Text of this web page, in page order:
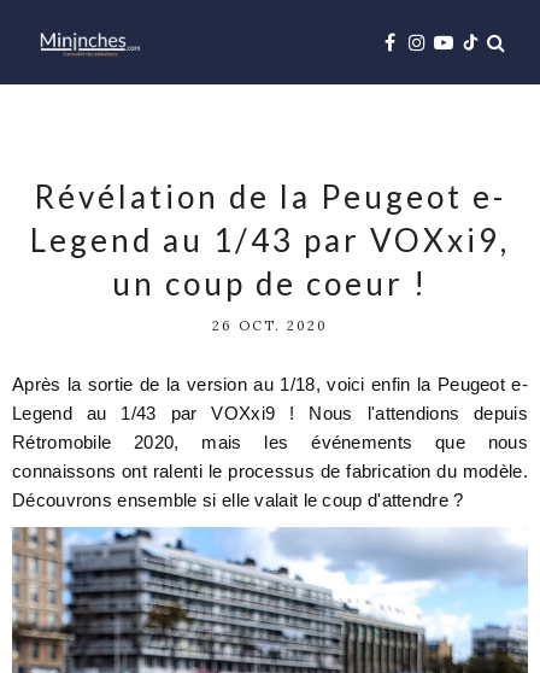
Révélation de la Peugeot e-
Legend au 1/43 par VOXxi9,
un coup de coeur !
26 OCT. 2020
Après la sortie de la version au 1/18, voici enfin la Peugeot e-
Legend au 1/43 par VOXxi9 ! Nous l'attendions depuis
Rétromobile 2020, mais les événements que nous
connaissons ont ralenti le processus de fabrication du modèle.
Découvrons ensemble si elle valait le coup d'attendre ?